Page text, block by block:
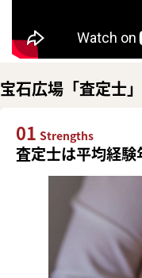
宝石広場「査定士
01 Strengths
査定士は平均経